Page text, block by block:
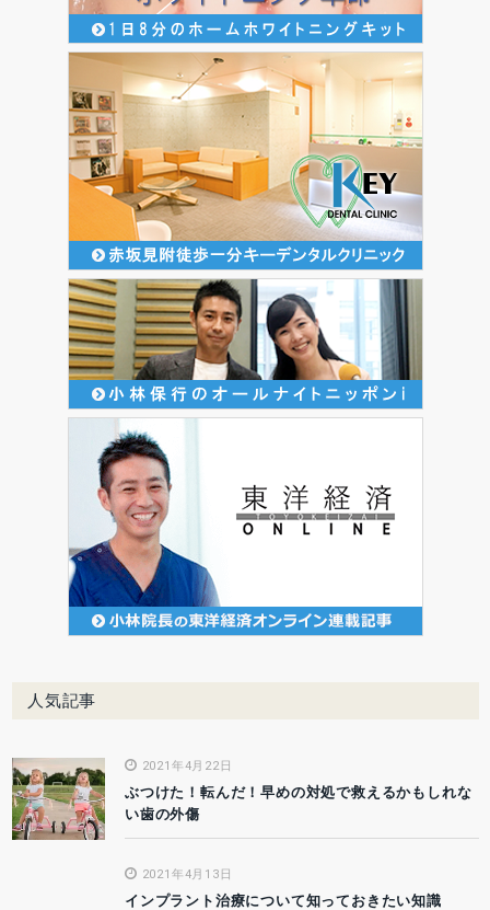
人気記事
2021年4月22日
ぶつけた！転んだ！早めの対処で救えるかもしれな
い歯の外傷
2021年4月13日
インプラント治療について知っておきたい知識